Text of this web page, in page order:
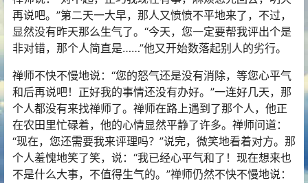
再说吧。”第二天一大早，那人又愤愤不平地来了，不过，
显然没有昨天那么生气了。“今天，您一定要帮我评出个是
非对错，那个人简直是……”他又开始数落起别人的劣行。
禅师不快不慢地说：“您的怒气还是没有消除，等您心平气
和后再说吧！正好我的事情还没有办好。”一连好几天，那
个人都没有来找禅师了。禅师在路上遇到了那个人，他正
在农田里忙碌着，他的心情显然平静了许多。禅师问道：
“现在，您还需要我来评理吗？”说完，微笑地看着对方。那
个人羞愧地笑了笑，说：“我已经心平气和了！现在想来也
不是什么大事，不值得生气的。”禅师仍然不快不慢地说：